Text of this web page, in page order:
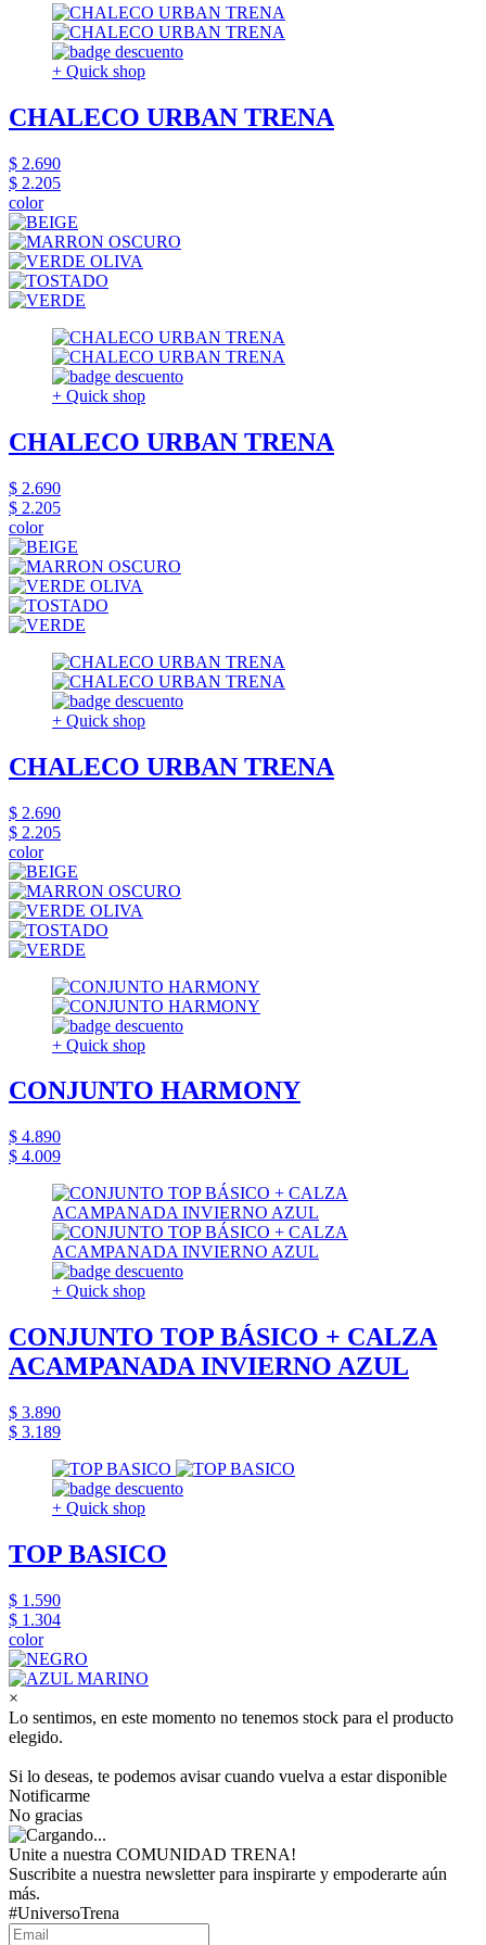
+ Quick shop
CHALECO URBAN TRENA
$ 2.690
$ 2.205
color
+ Quick shop
CHALECO URBAN TRENA
$ 2.690
$ 2.205
color
+ Quick shop
CHALECO URBAN TRENA
$ 2.690
$ 2.205
color
+ Quick shop
CONJUNTO HARMONY
$ 4.890
$ 4.009
+ Quick shop
CONJUNTO TOP BÁSICO + CALZA
ACAMPANADA INVIERNO AZUL
$ 3.890
$ 3.189
+ Quick shop
TOP BASICO
$ 1.590
$ 1.304
color
×
Lo sentimos, en este momento no tenemos stock para el producto
elegido.
Si lo deseas, te podemos avisar cuando vuelva a estar disponible
Notificarme
No gracias
Unite a nuestra COMUNIDAD TRENA!
Suscribite a nuestra newsletter para inspirarte y empoderarte aún
más.
#UniversoTrena